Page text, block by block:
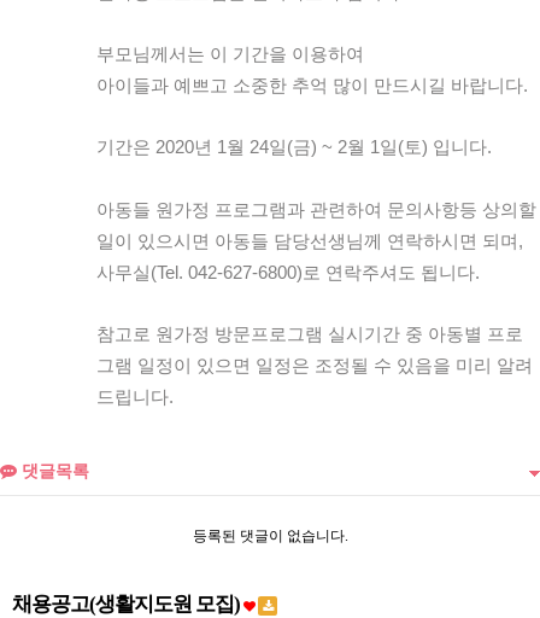
부모님께서는 이 기간을 이용하여
아이들과 예쁘고 소중한 추억 많이 만드시길 바랍니다.
기간은 2020년 1월 24일(금) ~ 2월 1일(토) 입니다.
아동들 원가정 프로그램과 관련하여 문의사항등 상의할
일이 있으시면 아동들 담당선생님께 연락하시면 되며,
사무실(Tel. 042-627-6800)로 연락주셔도 됩니다.
참고로 원가정 방문프로그램 실시기간 중 아동별 프로
그램 일정이 있으면 일정은 조정될 수 있음을 미리 알려
드립니다.
댓글목록
등록된 댓글이 없습니다.
채용공고(생활지도원 모집)